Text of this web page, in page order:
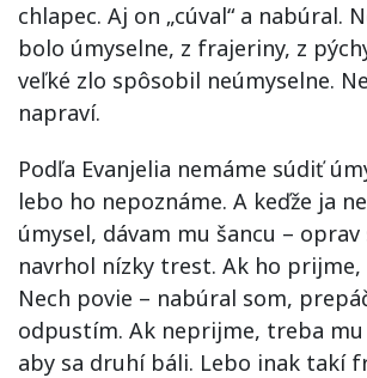
chlapec. Aj on „cúval“ a nabúral.
bolo úmyselne, z frajeriny, z
veľké zlo spôsobil neúmyselne.
napraví.
Podľa Evanjelia nemáme súdiť
lebo ho nepoznáme. A keďže ja
úmysel, dávam mu šancu –
navrhol nízky trest. Ak ho prijme,
Nech povie – nabúral som,
odpustím. Ak neprijme, treba
aby sa druhí báli. Lebo inak takí